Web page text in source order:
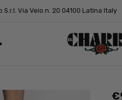
S.r.l. Via Veio n. 20 04100 Latina Italy